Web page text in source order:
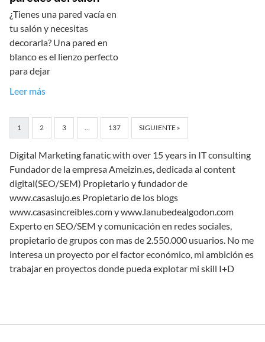
¿Tienes una pared vacía en
tu salón y necesitas
decorarla? Una pared en
blanco es el lienzo perfecto
para dejar
Leer más
1 2 3 … 137 SIGUIENTE »
Digital Marketing fanatic with over 15 years in IT consulting
Fundador de la empresa Ameizin.es, dedicada al content
digital(SEO/SEM) Propietario y fundador de
www.casaslujo.es Propietario de los blogs
www.casasincreibles.com y www.lanubedealgodon.com
Experto en SEO/SEM y comunicación en redes sociales,
propietario de grupos con mas de 2.550.000 usuarios. No me
interesa un proyecto por el factor económico, mi ambición es
trabajar en proyectos donde pueda explotar mi skill I+D